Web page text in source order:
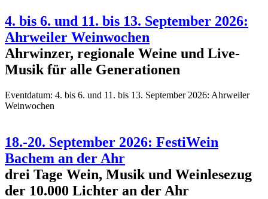
4. bis 6. und 11. bis 13. September 2026:
Ahrweiler Weinwochen
Ahrwinzer, regionale Weine und Live-
Musik für alle Generationen
Eventdatum: 4. bis 6. und 11. bis 13. September 2026: Ahrweiler
Weinwochen
18.-20. September 2026: FestiWein
Bachem an der Ahr
drei Tage Wein, Musik und Weinlesezug
der 10.000 Lichter an der Ahr